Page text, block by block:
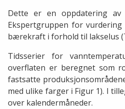
Dette er en oppdatering
Ekspertgruppen for vurdering
bærekraft i forhold til lakselus
Tidsserier for
overflaten er beregnet som
fastsatte
med ulike farger i Figur 1). I
over kalendermåneder.